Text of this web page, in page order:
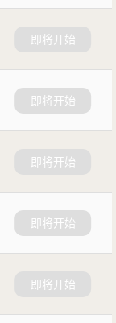
即将开始
即将开始
即将开始
即将开始
即将开始